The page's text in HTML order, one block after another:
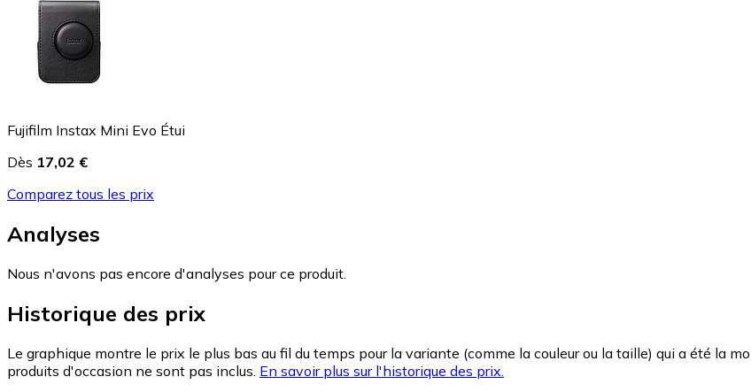
Fujifilm Instax Mini Evo Étui
Dès 17,02 €
Comparez tous les prix
Analyses
Nous n'avons pas encore d'analyses pour ce produit.
Historique des prix
Le graphique montre le prix le plus bas au fil du temps pour la variante (comme la couleur ou la taille) qui a été la
produits d'occasion ne sont pas inclus. En savoir plus sur l'historique des prix.